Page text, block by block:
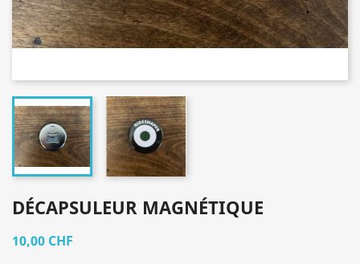
DÉCAPSULEUR MAGNÉTIQUE
10,00 CHF